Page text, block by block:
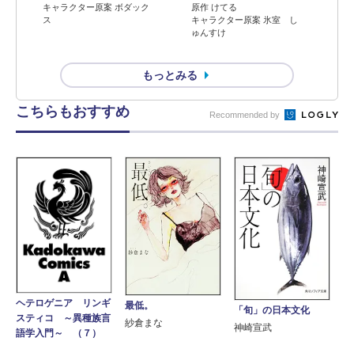
キャラクター原案 ボダック
ス
原作 けてる
キャラクター原案 氷室 し
ゅんすけ
もっとみる
こちらもおすすめ Recommended by
ヘテロゲニア リンギ
スティコ ～異種族言
語学入門～ （７）
最低。
紗倉まな
「旬」の日本文化
神崎宣武